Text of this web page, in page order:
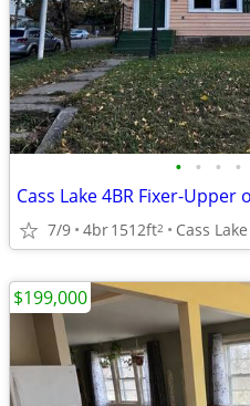
• • • •
7/9 4br1512ft2 Cass Lake
$199,000